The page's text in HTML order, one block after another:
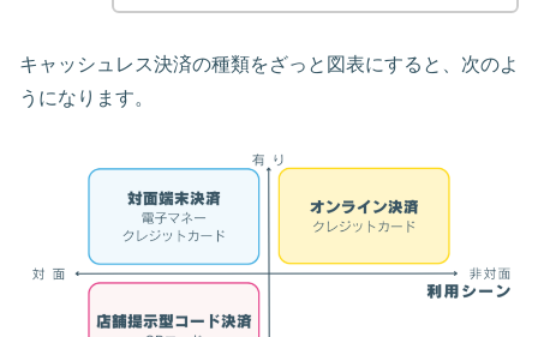
キャッシュレス決済の種類をざっと図表にすると、次のよ
うになります。